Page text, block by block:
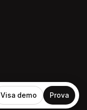
Visa demo Prova